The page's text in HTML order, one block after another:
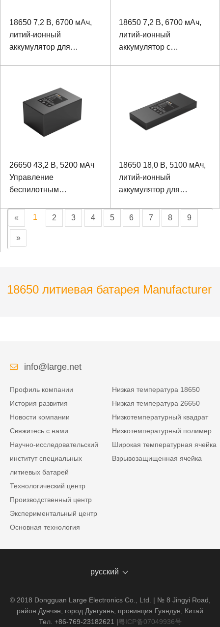
18650 7,2 В, 6700 мАч,
литий-ионный
аккумулятор для
18650 7,2 В, 6700 мАч,
литий-ионный
аккумулятор с
26650 43,2 В, 5200 мАч
Управление
беспилотным
ионным аккумулятором
18650 18,0 В, 5100 мАч,
литий-ионный
аккумулятор для
«
1 2 3 4 5 6 7 8 9
»
18650 литиевая батарея Manufacturer
info@large.net
Профиль компании
История развития
Новости компании
Свяжитесь с нами
Научно-исследовательский
институт специальных
литиевых батарей
Технологический центр
Производственный центр
Экспериментальный центр
Основная технология
Низкая температура 18650
Низкая температура 26650
Низкотемпературный квадрат
Низкотемпературный полимер
Широкая температурная ячейка
Взрывозащищенная ячейка
русский
© 2018 Dongguan Large Electronics Co., Ltd. | № 8 Jingyi Road,
район Дунчэн, город Дунгуань, провинция Гуандун, Китай
Тел. +86-769-23182621 |粤ICP备07049936号